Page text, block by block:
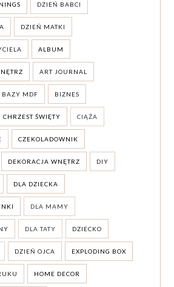
DZIEŃ BABCI
DZIEŃ MATKI
ALBUM
ART JOURNAL
BAZY MDF BIZNES
CHRZEST ŚWIĘTY CIĄŻA
CZEKOLADOWNIK
DEKORACJA WNĘTRZ DIY
DLA DZIECKA
DLA MAMY
DLA TATY DZIECKO
DZIEŃ OJCA EXPLODING BOX
HOME DECOR